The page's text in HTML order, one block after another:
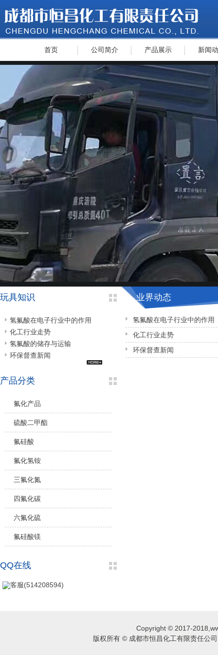
首页 公司简介 产品展示 新闻
业界动态
氢氟酸在电子行业中的作用
化工行业走势
环保督查新闻
玩具知识
氢氟酸在电子行业中的作用
化工行业走势
氢氟酸的储存与运输
环保督查新闻
产品分类
氟化产品
硫酸二甲酯
氟硅酸
氟化氢铵
三氟化氮
四氟化碳
六氟化硫
氟硅酸镁
QQ在线
客服(514208594)
Copyright © 2017-
版权所有 © 成都市恒昌化工有限责任公